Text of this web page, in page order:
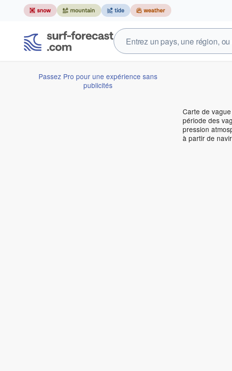
Passez Pro pour une expérience sans
publicités
Carte de
période des
pression
à partir de